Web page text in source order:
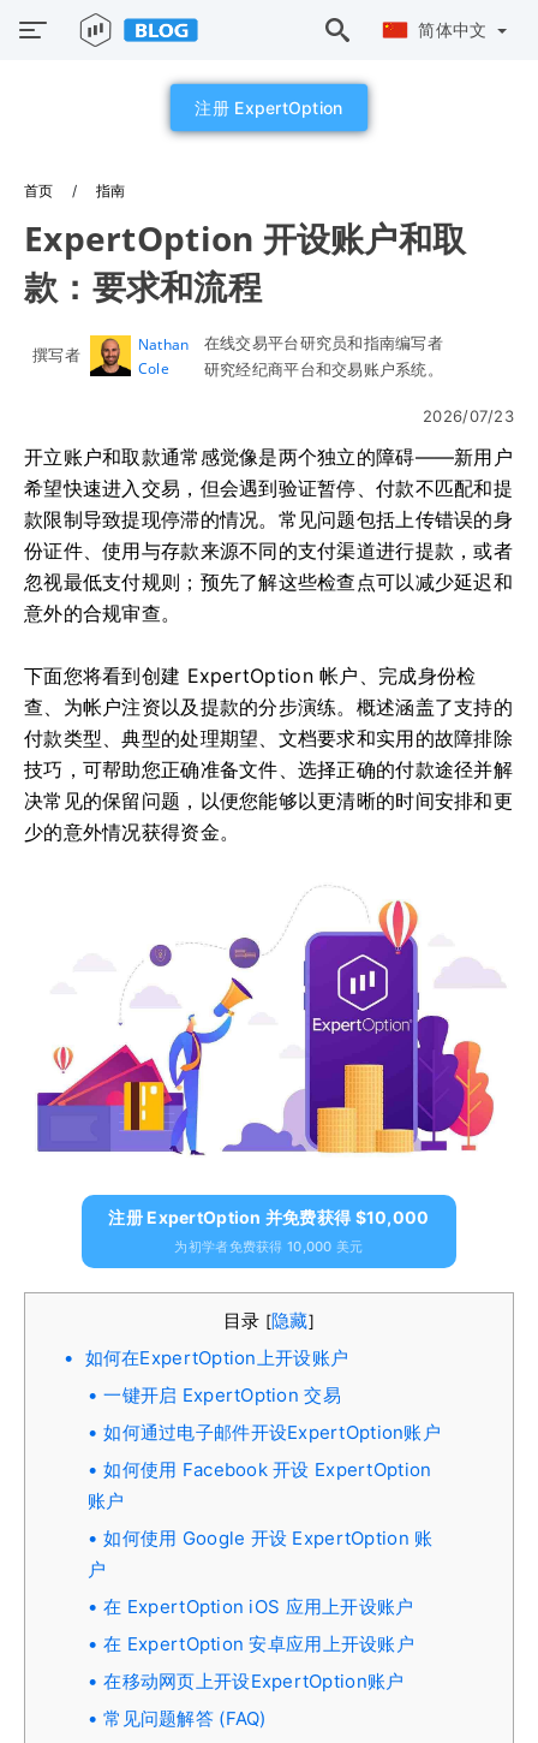
简体中文
注册 ExpertOption
首页 指南
ExpertOption 开设账户和取
款：要求和流程
撰写者
Nathan
Cole
在线交易平台研究员和指南编写者
研究经纪商平台和交易账户系统。
2026/07/23
开立账户和取款通常感觉像是两个独立的障碍——新用户
希望快速进入交易，但会遇到验证暂停、付款不匹配和提
款限制导致提现停滞的情况。常见问题包括上传错误的身
份证件、使用与存款来源不同的支付渠道进行提款，或者
忽视最低支付规则；预先了解这些检查点可以减少延迟和
意外的合规审查。
下面您将看到创建 ExpertOption 帐户、完成身份检
查、为帐户注资以及提款的分步演练。概述涵盖了支持的
付款类型、典型的处理期望、文档要求和实用的故障排除
技巧，可帮助您正确准备文件、选择正确的付款途径并解
决常见的保留问题，以便您能够以更清晰的时间安排和更
少的意外情况获得资金。
注册 ExpertOption 并免费获得 $10,000
为初学者免费获得 10,000 美元
目录 [隐藏]
如何在ExpertOption上开设账户
一键开启 ExpertOption 交易
如何通过电子邮件开设ExpertOption账户
如何使用 Facebook 开设 ExpertOption
账户
如何使用 Google 开设 ExpertOption 账
户
在 ExpertOption iOS 应用上开设账户
在 ExpertOption 安卓应用上开设账户
在移动网页上开设ExpertOption账户
常见问题解答 (FAQ)